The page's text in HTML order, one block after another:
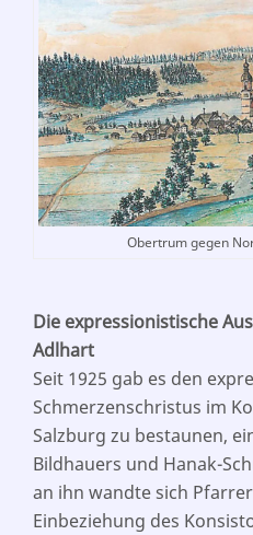
Obertrum gegen
Die expressionistische
Adlhart
Seit 1925 gab es den
Schmerzenschristus im
Salzburg zu bestaunen,
Bildhauers und Hanak-
an ihn wandte sich
Einbeziehung des